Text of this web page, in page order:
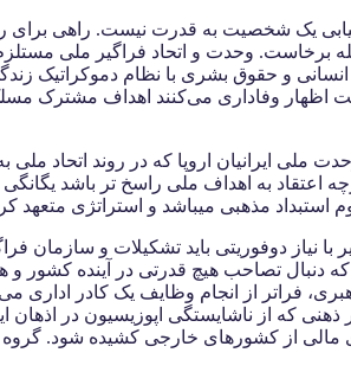
یک شخصیت به قدرت نیست. راهی برای
برخاست. وحدت و اتحاد فراگیر ملی
انسانی و حقوق بشری با نظام دموکراتیک
اظهار وفاداری می‌کنند اهداف مشترک
ملی ایرانیان اروپا که در روند اتحاد
به اهداف ملی راسخ تر باشد یگانگی
مذهبی میباشد و استراتژی متعهد
با نیاز دوفوریتی باید تشکیلات و سازمان
که دنبال تصاحب هیچ قدرتی در آینده کشور
فراتر از انجام وظایف یک کادر اداری
ذهنی که از ناشایستگی اپوزیسیون در
از کشورهای خارجی کشیده شود. گروه